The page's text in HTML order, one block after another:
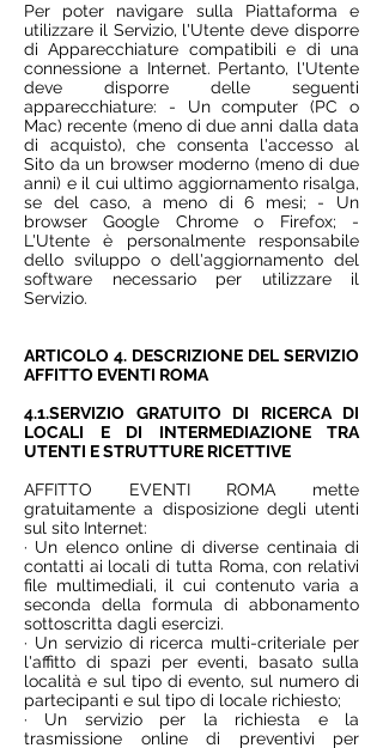
Per poter navigare sulla Piattaforma e
utilizzare il Servizio, l'Utente deve disporre
di Apparecchiature compatibili e di una
connessione a Internet. Pertanto, l'Utente
deve disporre delle seguenti
apparecchiature: - Un computer (PC o
Mac) recente (meno di due anni dalla data
di acquisto), che consenta l'accesso al
Sito da un browser moderno (meno di due
anni) e il cui ultimo aggiornamento risalga,
se del caso, a meno di 6 mesi; - Un
browser Google Chrome o Firefox; -
L'Utente è personalmente responsabile
dello sviluppo o dell'aggiornamento del
software necessario per utilizzare il
Servizio.
ARTICOLO 4. DESCRIZIONE DEL SERVIZIO
AFFITTO EVENTI ROMA
4.1.SERVIZIO GRATUITO DI RICERCA DI
LOCALI E DI INTERMEDIAZIONE TRA
UTENTI E STRUTTURE RICETTIVE
AFFITTO EVENTI ROMA mette
gratuitamente a disposizione degli utenti
sul sito Internet:
· Un elenco online di diverse centinaia di
contatti ai locali di tutta Roma, con relativi
file multimediali, il cui contenuto varia a
seconda della formula di abbonamento
sottoscritta dagli esercizi.
· Un servizio di ricerca multi-criteriale per
l'affitto di spazi per eventi, basato sulla
località e sul tipo di evento, sul numero di
partecipanti e sul tipo di locale richiesto;
· Un servizio per la richiesta e la
trasmissione online di preventivi per